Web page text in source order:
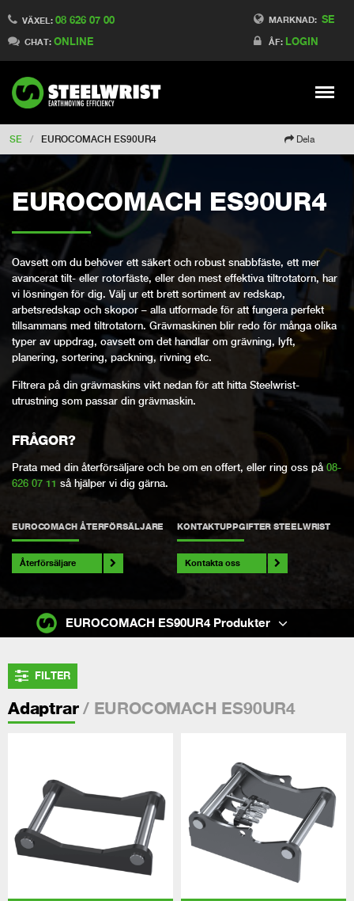
MARKNAD: SE
ÅF: LOGIN
VÄXEL: 08 626 07 00
CHAT: ONLINE
Meny
Switch to Finland
Switch to Denmark
Switch to China
Switch to Australia
Change market
SE / EUROCOMACH ES90UR4 Dela
EUROCOMACH ES90UR4
Oavsett om du behöver ett säkert och robust snabbfäste, ett mer
avancerat tilt- eller rotorfäste, eller den mest effektiva tiltrotatorn, har
vi lösningen för dig. Välj ur ett brett sortiment av redskap,
arbetsredskap och skopor – alla utformade för att fungera perfekt
tillsammans med tiltrotatorn. Grävmaskinen blir redo för många olika
typer av uppdrag, oavsett om det handlar om grävning, lyft,
planering, sortering, packning, rivning etc.
Filtrera på din grävmaskins vikt nedan för att hitta Steelwrist-
utrustning som passar din grävmaskin.
FRÅGOR?
Prata med din återförsäljare och be om en offert, eller ring oss på 08-
626 07 11 så hjälper vi dig gärna.
EUROCOMACH ÅTERFÖRSÄLJARE
Återförsäljare
KONTAKTUPPGIFTER STEELWRIST
Kontakta oss
FILTER
Adaptrar/ EUROCOMACH ES90UR4
EUROCOMACH ES90UR4 Produkter